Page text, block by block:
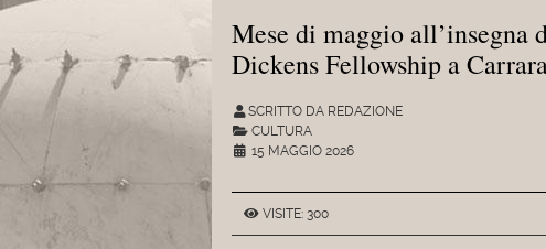
Mese di maggio all’insegna
Dickens Fellowship a
SCRITTO DA REDAZIONE
CULTURA
15 MAGGIO 2026
VISITE: 300